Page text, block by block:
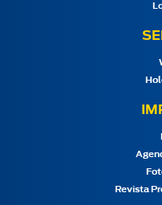
Revista